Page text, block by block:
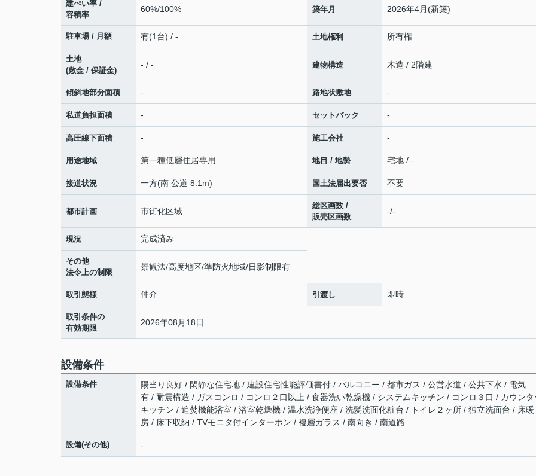
建ぺい率 /
容積率
60%/100% 築年月 2026年4月(新築)
駐車場 / 月額 有(1台) / - 土地権利 所有権
土地
(敷金 / 保証金)
- / - 建物構造 木造 / 2階建
傾斜地部分面積 - 路地状敷地 -
私道負担面積 - セットバック -
高圧線下面積 - 施工会社 -
用途地域 第一種低層住居専用 地目 / 地勢 宅地 / -
接道状況 一方(南 公道 8.1m) 国土法届出要否 不要
都市計画 市街化区域
総区画数 /
販売区画数
-/-
現況 完成済み
その他
法令上の制限
景観法/高度地区/準防火地域/日影制限有
取引態様 仲介 引渡し 即時
取引条件の
有効期限
2026年08月18日
設備条件
設備条件
陽当り良好 / 閑静な住宅地 / 建設住宅性能評価書付 / バルコニー / 都市ガス / 公営水道 / 公共下水 / 電気
有 / 耐震構造 / ガスコンロ / コンロ２口以上 / 食器洗い乾燥機 / システムキッチン / コンロ３口 / カウンタ
キッチン / 追焚機能浴室 / 浴室乾燥機 / 温水洗浄便座 / 洗髪洗面化粧台 / トイレ２ヶ所 / 独立洗面台 / 床暖
房 / 床下収納 / TVモニタ付インターホン / 複層ガラス / 南向き / 南道路
設備(その他) -